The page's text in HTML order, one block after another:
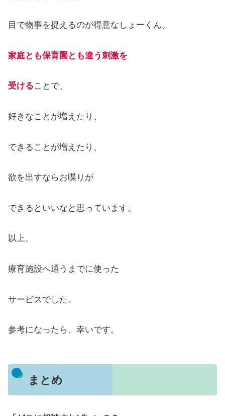
目で物事を捉えるのが得意なしょーくん。
家庭とも保育園とも違う刺激を
受けることで、
好きなことが増えたり、
できることが増えたり、
欲を出すならお喋りが
できるといいなと思っています。
以上、
療育施設へ通うまでに使った
サービスでした。
参考になったら、幸いです。
まとめ